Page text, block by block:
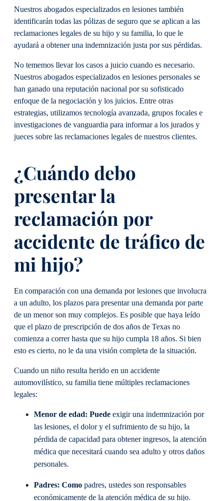
Nuestros abogados especializados en lesiones también
identificarán todas las pólizas de seguro que se aplican a las
reclamaciones legales de su hijo y su familia, lo que le
ayudará a obtener una indemnización justa por sus pérdidas.
No tememos llevar los casos a juicio cuando es necesario.
Nuestros abogados especializados en lesiones personales se
han ganado una reputación nacional por su sofisticado
enfoque de la negociación y los juicios. Entre otras
estrategias, utilizamos tecnología avanzada, grupos focales e
investigaciones de vanguardia para informar a los jurados y
jueces sobre las reclamaciones legales de nuestros clientes.
¿Cuándo debo
presentar la
reclamación por
accidente de tráfico de
mi hijo?
En comparación con una demanda por lesiones que involucra
a un adulto, los plazos para presentar una demanda por parte
de un menor son muy complejos. Es posible que haya leído
que el plazo de prescripción de dos años de Texas no
comienza a correr hasta que su hijo cumpla 18 años. Si bien
esto es cierto, no le da una visión completa de la situación.
Cuando un niño resulta herido en un accidente
automovilístico, su familia tiene múltiples reclamaciones
legales:
Menor de edad: Puede exigir una indemnización por
las lesiones, el dolor y el sufrimiento de su hijo, la
pérdida de capacidad para obtener ingresos, la atención
médica que necesitará cuando sea adulto y otros daños
personales.
Padres: Como padres, ustedes son responsables
económicamente de la atención médica de su hijo.